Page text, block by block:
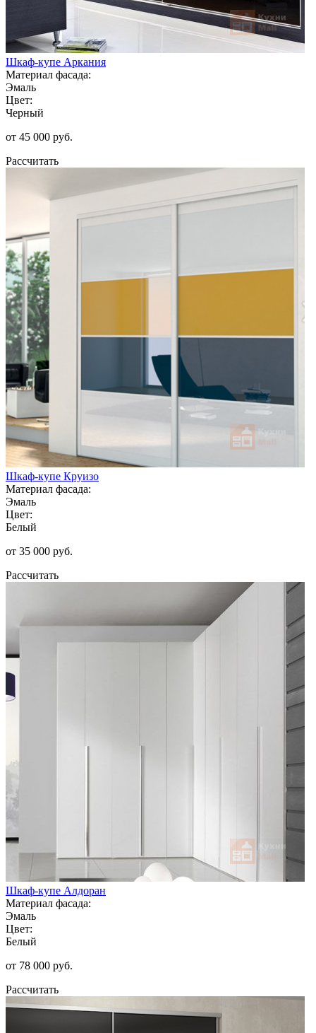
Шкаф-купе Аркания
Материал фасада:
Эмаль
Цвет:
Черный
от 45 000 руб.
Рассчитать
Шкаф-купе Круизо
Материал фасада:
Эмаль
Цвет:
Белый
от 35 000 руб.
Рассчитать
Шкаф-купе Алдоран
Материал фасада:
Эмаль
Цвет:
Белый
от 78 000 руб.
Рассчитать